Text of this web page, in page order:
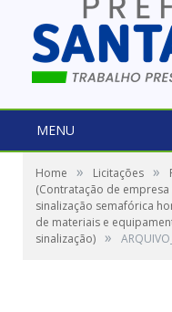
MENU
Home » Licitações »
(Contratação de
sinalização semafórica
de materiais e
sinalização) »